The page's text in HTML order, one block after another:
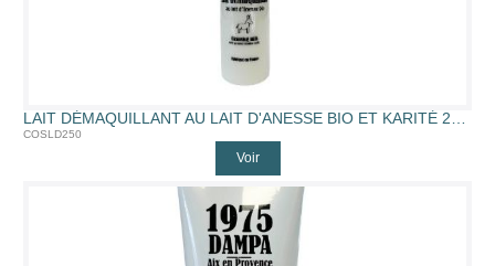
LAIT DÉMAQUILLANT AU LAIT D'ANESSE BIO ET KARITÉ 250 ML (250ML)
COSLD250
Voir